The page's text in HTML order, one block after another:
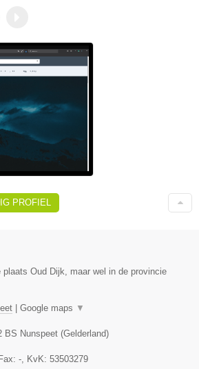
PROFIEL
plaats Oud Dijk, maar wel in de provincie
Google maps ▼
BS Nunspeet (Gelderland)
-, KvK: 53503279